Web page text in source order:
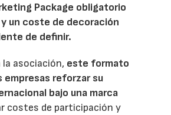
Package obligatorio
un coste de decoración
de definir.
asociación, este formato
empresas reforzar su
bajo una marca
costes de participación y